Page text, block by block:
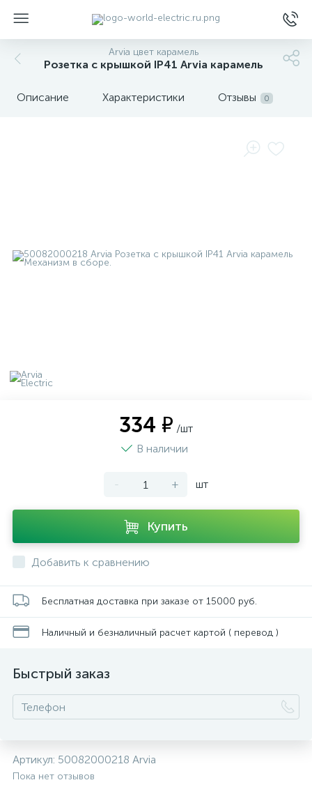
Arvia цвет карамель
Розетка с крышкой IP41 Arvia карамель
Описание Характеристики Отзывы 0
334 ₽ /шт
В наличии
- + шт
Купить
Добавить к сравнению
Бесплатная доставка при заказе от 15000 руб.
Наличный и безналичный расчет картой ( перевод )
Быстрый заказ
Артикул: 50082000218 Arvia
Пока нет отзывов